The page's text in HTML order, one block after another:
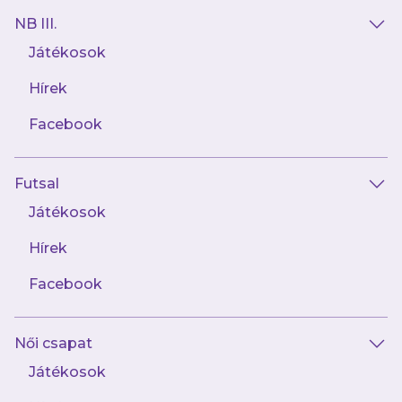
NB III.
Játékosok
Hírek
Facebook
Futsal
Játékosok
Hírek
Facebook
Női csapat
Játékosok
mérkőzéseket és exkluzív tartalmakat elsőként!
AJÁNLÓ